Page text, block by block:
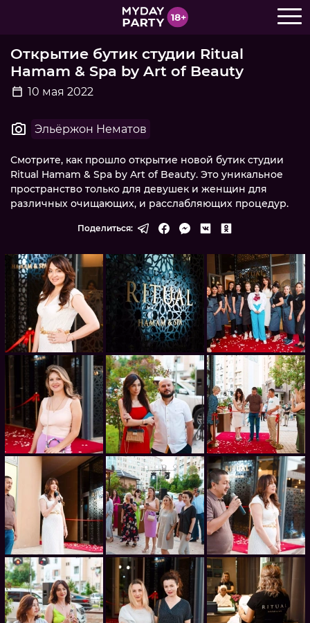
Открытие бутик студии Ritual
Hamam & Spa by Art of Beauty
10 мая 2022
Эльёржон Нематов
Смотрите, как прошло открытие новой бутик студии
Ritual Hamam & Spa by Art of Beauty. Это уникальное
пространство только для девушек и женщин для
различных очищающих, и расслабляющих процедур.
Поделиться: